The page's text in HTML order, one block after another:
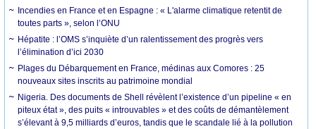
Incendies en France et en Espagne : « L'alarme climatique retentit de
toutes parts », selon l’ONU
Hépatite : l’OMS s’inquiète d’un ralentissement des progrès vers
l’élimination d’ici 2030
Plages du Débarquement en France, médinas aux Comores : 25
nouveaux sites inscrits au patrimoine mondial
Nigeria. Des documents de Shell révèlent l’existence d’un pipeline « en
piteux état », des puits « introuvables » et des coûts de démantèlement
s’élevant à 9,5 milliards d’euros, tandis que le scandale lié à la pollution